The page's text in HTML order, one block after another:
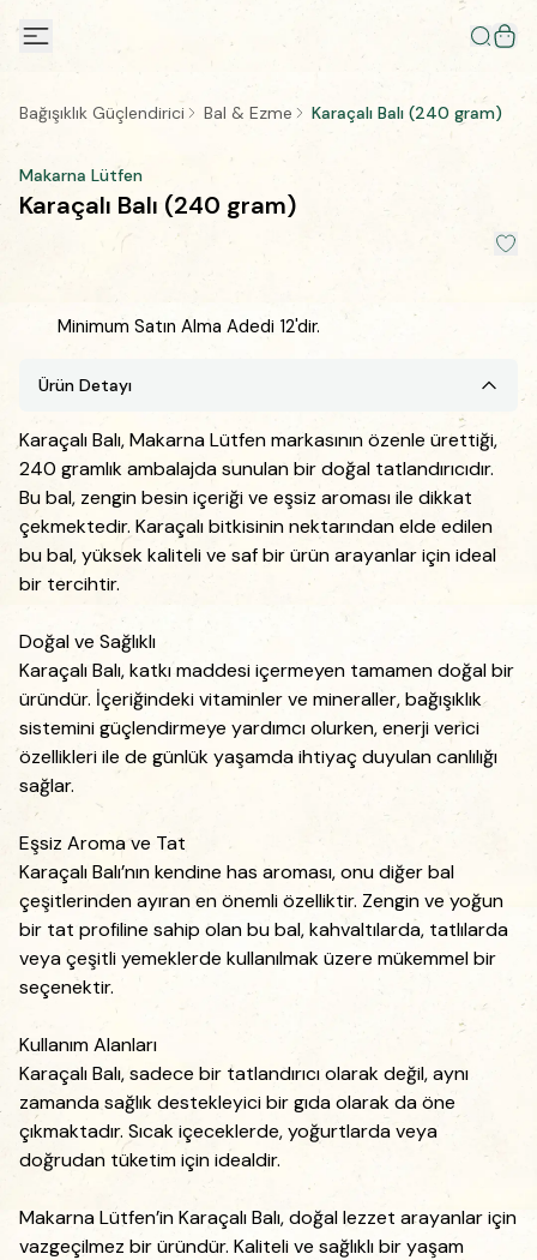
Bağışıklık Güçlendirici Bal & Ezme Karaçalı Balı (240 gram)
Makarna Lütfen
Karaçalı Balı (240 gram)
Minimum Satın Alma Adedi 12'dir.
Ürün Detayı
Karaçalı Balı, Makarna Lütfen markasının özenle ürettiği,
240 gramlık ambalajda sunulan bir doğal tatlandırıcıdır.
Bu bal, zengin besin içeriği ve eşsiz aroması ile dikkat
çekmektedir. Karaçalı bitkisinin nektarından elde edilen
bu bal, yüksek kaliteli ve saf bir ürün arayanlar için ideal
bir tercihtir.
Doğal ve Sağlıklı
Karaçalı Balı, katkı maddesi içermeyen tamamen doğal bir
üründür. İçeriğindeki vitaminler ve mineraller, bağışıklık
sistemini güçlendirmeye yardımcı olurken, enerji verici
özellikleri ile de günlük yaşamda ihtiyaç duyulan canlılığı
sağlar.
Eşsiz Aroma ve Tat
Karaçalı Balı’nın kendine has aroması, onu diğer bal
çeşitlerinden ayıran en önemli özelliktir. Zengin ve yoğun
bir tat profiline sahip olan bu bal, kahvaltılarda, tatlılarda
veya çeşitli yemeklerde kullanılmak üzere mükemmel bir
seçenektir.
Kullanım Alanları
Karaçalı Balı, sadece bir tatlandırıcı olarak değil, aynı
zamanda sağlık destekleyici bir gıda olarak da öne
çıkmaktadır. Sıcak içeceklerde, yoğurtlarda veya
doğrudan tüketim için idealdir.
Makarna Lütfen’in Karaçalı Balı, doğal lezzet arayanlar için
vazgeçilmez bir üründür. Kaliteli ve sağlıklı bir yaşam